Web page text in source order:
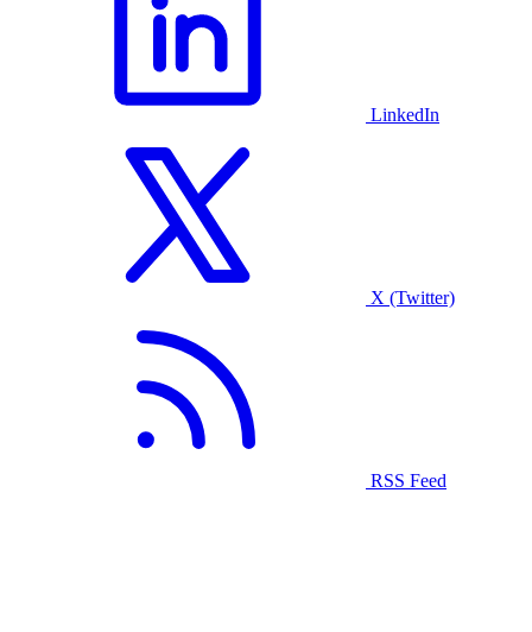
LinkedIn
X (Twitter)
RSS Feed